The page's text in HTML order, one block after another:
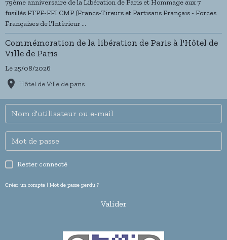
79ème anniversaire de la Libération de Paris et Hommage aux 7
fusillés FTPF-FFI CMP (Francs-Tireurs et Partisans Français - Forces
Françaises de l'Intèrieur ...
Commémoration de la libération de Paris à l'Hôtel de
Ville de Paris
Le 25/08/2026
Hôtel de Ville de paris
Rester connecté
Créer un compte | Mot de passe perdu ?
Valider